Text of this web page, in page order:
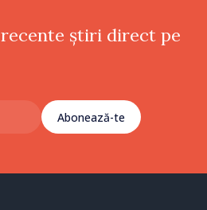
știri direct pe
Abonează-te